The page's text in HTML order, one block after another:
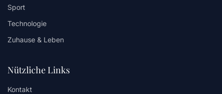
Sport
Technologie
Zuhause & Leben
Nützliche Links
Kontakt